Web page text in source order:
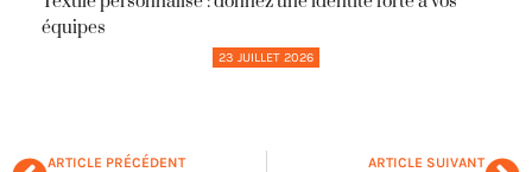
équipes
23 JUILLET 2026
ARTICLE PRÉCÉDENT ARTICLE SUIVANT